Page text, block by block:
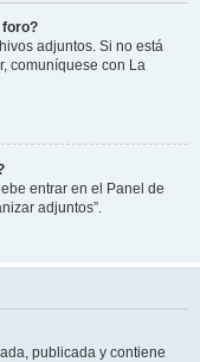
foro?
adjuntos. Si no está
comuníquese con La
entrar en el Panel de
adjuntos”.
publicada y contiene